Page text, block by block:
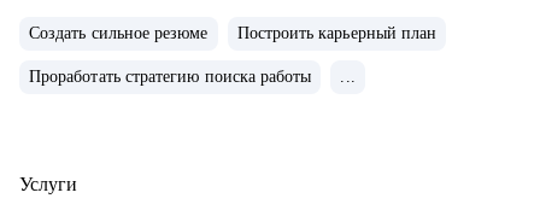
систем и процессов.
• Провела более 150 собеседований, более 120 менторских
странах MENA.
Создать сильное резюме Построить карьерный план
Проработать стратегию поиска работы ...
Услуги